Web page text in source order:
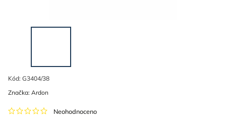
Kód: G3404/38
Neohodnoceno
Značka: Ardon